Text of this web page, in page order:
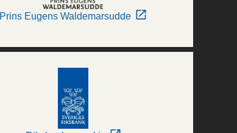
Prins Eugens Waldemarsudde